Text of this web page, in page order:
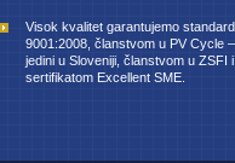
Visok kvalitet garantujemo
9001:2008, članstvom u PV Cycle
jedini u Sloveniji, članstvom u ZSFI i
sertifikatom Excellent SME.